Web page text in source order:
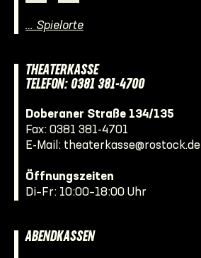
… Spielorte
THEATERKASSE
TELEFON: 0381 381-4700
Doberaner Straße 134/135
Fax: 0381 381-4701
E-Mail: theaterkasse@rostock.de
Öffnungszeiten
Di–Fr: 10:00–18:00 Uhr
ABENDKASSEN